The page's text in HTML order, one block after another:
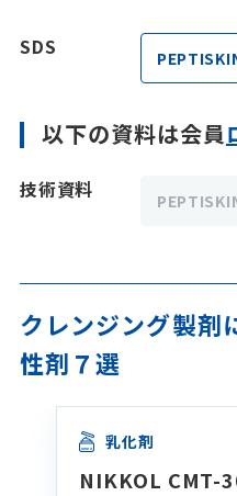
SDS
以下の資料は会員
技術資料
クレンジング製剤
性剤７選
乳化剤
NIKKOL CMT-